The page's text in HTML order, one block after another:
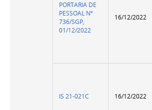
PORTARIA DE
PESSOAL Nº
736/SGP,
01/12/2022
16/12/2022
IS 21-021C 16/12/2022